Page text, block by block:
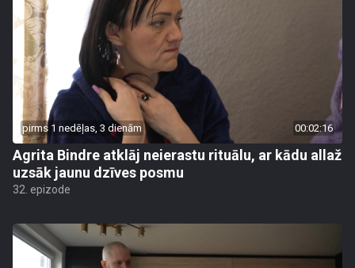
pirms 1 nedēļas, 3 dienām 00:02:16
Agrita Bindre atklāj neierastu rituālu, ar kādu allaž
uzsāk jaunu dzīves posmu
32. epizode